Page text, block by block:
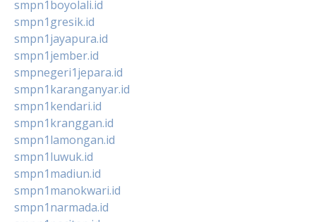
smpn1boyolali.id
smpn1gresik.id
smpn1jayapura.id
smpn1jember.id
smpnegeri1jepara.id
smpn1karanganyar.id
smpn1kendari.id
smpn1kranggan.id
smpn1lamongan.id
smpn1luwuk.id
smpn1madiun.id
smpn1manokwari.id
smpn1narmada.id